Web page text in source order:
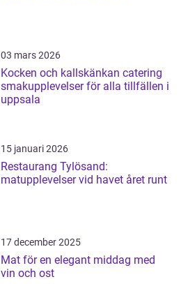
03 mars 2026
Kocken och kallskänkan catering
smakupplevelser för alla tillfällen i
uppsala
15 januari 2026
Restaurang Tylösand:
matupplevelser vid havet året runt
17 december 2025
Mat för en elegant middag med
vin och ost